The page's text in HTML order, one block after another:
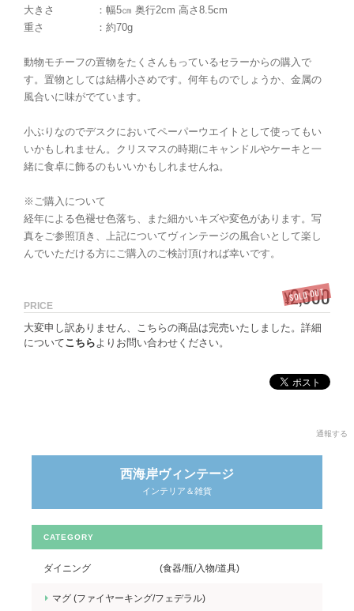
大きさ ：幅5㎝ 奥行2cm 高さ8.5cm
重さ ：約70g
動物モチーフの置物をたくさんもっているセラーからの購入で
す。置物としては結構小さめです。何年ものでしょうか、金属の
風合いに味がでています。
小ぶりなのでデスクにおいてペーパーウエイトとして使ってもい
いかもしれません。クリスマスの時期にキャンドルやケーキと一
緒に食卓に飾るのもいいかもしれませんね。
※ご購入について
経年による色褪せ色落ち、また細かいキズや変色があります。写
真をご参照頂き、上記についてヴィンテージの風合いとして楽し
んでいただける方にご購入のご検討頂ければ幸いです。
PRICE ¥2,600
SOLD OUT
大変申し訳ありません、こちらの商品は完売いたしました。詳細
についてこちらよりお問い合わせください。
通報する
西海岸ヴィンテージ
インテリア＆雑貨
CATEGORY
ダイニング (食器/瓶/入物/道具)
マグ (ファイヤーキング/フェデラル)